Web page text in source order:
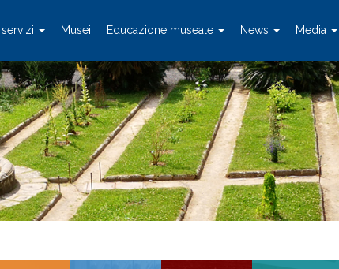
servizi Musei Educazione museale News Media